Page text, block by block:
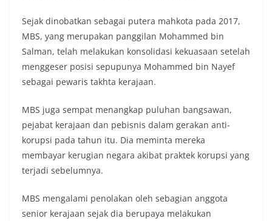
Sejak dinobatkan sebagai putera mahkota pada 2017,
MBS, yang merupakan panggilan Mohammed bin
Salman, telah melakukan konsolidasi kekuasaan setelah
menggeser posisi sepupunya Mohammed bin Nayef
sebagai pewaris takhta kerajaan.
MBS juga sempat menangkap puluhan bangsawan,
pejabat kerajaan dan pebisnis dalam gerakan anti-
korupsi pada tahun itu. Dia meminta mereka
membayar kerugian negara akibat praktek korupsi yang
terjadi sebelumnya.
MBS mengalami penolakan oleh sebagian anggota
senior kerajaan sejak dia berupaya melakukan